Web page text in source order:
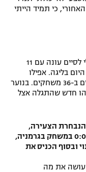
כי תמיד הייתי
"הייתי. זה שלא שמו אותי שם, לא הפריע לי לסיים עונה עם 11
היום בליגה. אפילו
חלוצים מסיימים כמלך שערים עם 15 שערים ב-36 משחקים. בנוער
חדש שהתגלה אצל
הנבחרת הצעירה,
התלבט את מי להכניס כמחליף במצב של 0:0 במשחק בגרמניה,
ובסוף הכניס את
עושה את מה